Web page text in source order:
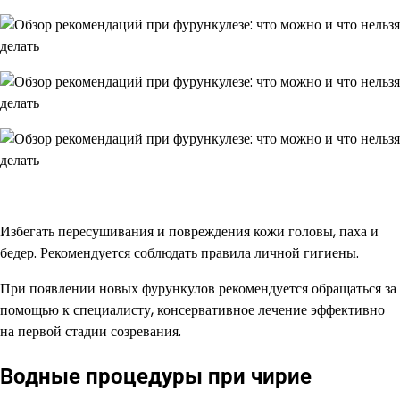
Избегать пересушивания и повреждения кожи головы, паха и
бедер. Рекомендуется соблюдать правила личной гигиены.
При появлении новых фурункулов рекомендуется обращаться за
помощью к специалисту, консервативное лечение эффективно
на первой стадии созревания.
Водные процедуры при чирие